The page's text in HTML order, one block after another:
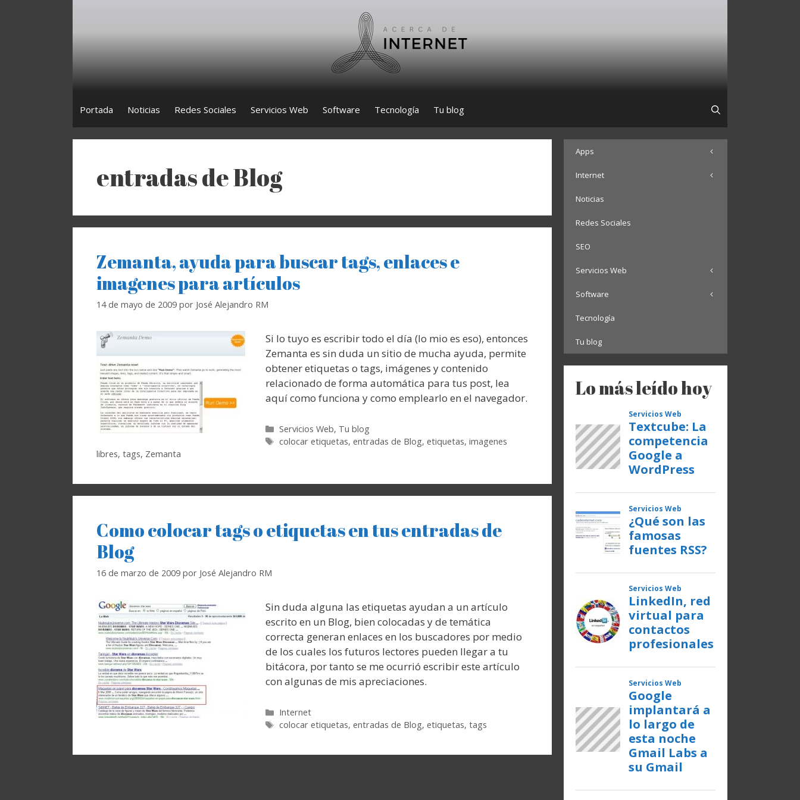
Portada Noticias Redes Sociales Servicios Web Software Tecnología Tu blog
entradas de Blog
Zemanta, ayuda para buscar tags, enlaces e
imagenes para artículos
14 de mayo de 2009 por José Alejandro RM
Si lo tuyo es escribir todo el día (lo mio es eso), entonces
Zemanta es sin duda un sitio de mucha ayuda, permite
obtener etiquetas o tags, imágenes y contenido
relacionado de forma automática para tus post, lea
aquí como funciona y como emplearlo en el navegador.
Categorías
Servicios Web, Tu blog
Etiquetas
colocar etiquetas,entradas de Blog,etiquetas,imagenes
libres, tags, Zemanta
Como colocar tags o etiquetas en tus entradas de
Blog
16 de marzo de 2009 por José Alejandro RM
Sin duda alguna las etiquetas ayudan a un artículo
escrito en un Blog, bien colocadas y de temática
correcta generan enlaces en los buscadores por medio
de los cuales los futuros lectores pueden llegar a tu
bitácora, por tanto se me ocurrió escribir este artículo
con algunas de mis apreciaciones.
Categorías
Internet
Etiquetas
colocar etiquetas,entradas de Blog,etiquetas,tags
Apps
Internet
Noticias
Redes Sociales
SEO
Servicios Web
Software
Tecnología
Tu blog
Lo más leído hoy